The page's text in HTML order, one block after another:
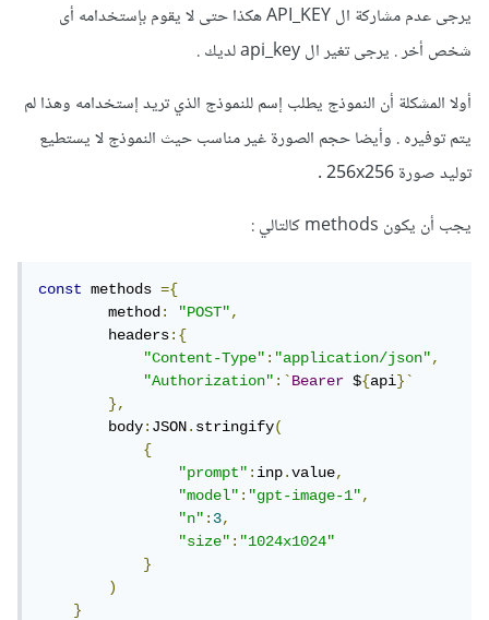
const methods ={
"POST",
Type"
"application/json"
"Authorization":` Bearer ${ api}`
"prompt":inp .value,
}
)
res =
await
"https://api.openai.com/v1/images/gen
erations"
// parse the response as json
data
listImages = data.data;
innerHTML = '';
map(photo
container =
createElement
    images
يرجى عدم مشاركة ال API_KEY هكذا حتى لا يقوم بإستخدامه أى
شخص أخر . يرجى تغير ال api_key لديك .
أولا المشكلة أن النموذج يطلب إسم للنموذج الذي تريد إستخدامه وهذا لم
يتم توفيره . وأيضا حجم الصورة غير مناسب حيث النموذج لا يستطيع
توليد صورة 256x256 .
يجب أن يكون methods كالتالي
const methods ={
        method
: "POST",
        headers
:{
"Content-Type":"application/json",
"Authorization":`Bearer ${api}`
},
        body
:JSON.stringify(
{
"prompt":inp.value,
"model":"gpt-image-1",
"n":3,
"size":"1024x1024"
}
)
}